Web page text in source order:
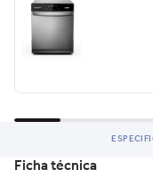
Ficha técnica